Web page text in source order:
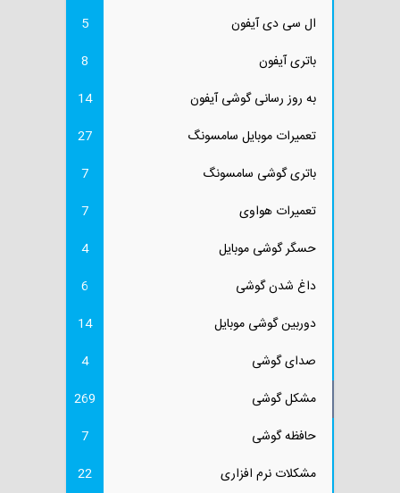
ال سی دی آیفون
5
باتری آیفون
8
به روز رسانی گوشی آیفون
14
تعمیرات موبایل سامسونگ
27
باتری گوشی سامسونگ
7
تعمیرات هواوی
7
حسگر گوشی موبایل
4
داغ شدن گوشی
6
دوربین گوشی موبایل
14
صدای گوشی
4
مشکل گوشی
269
حافظه گوشی
7
مشکلات نرم افزاری
22